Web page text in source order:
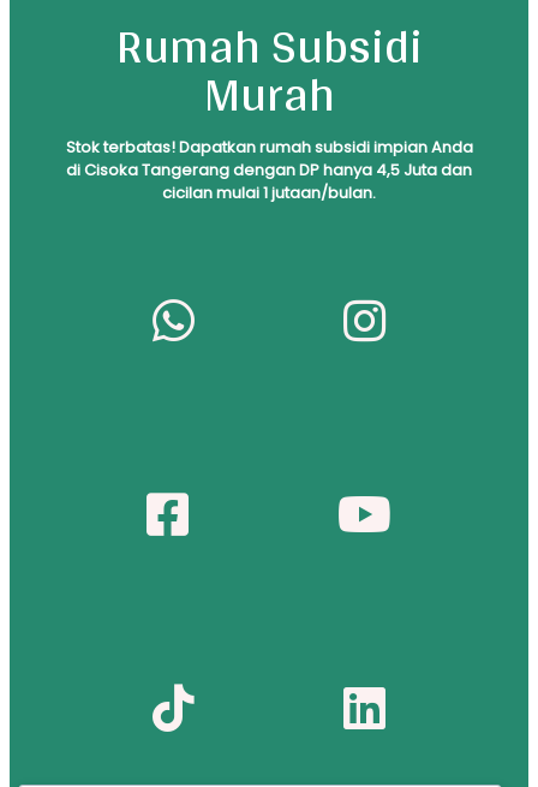
Rumah Subsidi
Murah
Stokterbatas! Dapatkan rumah subsidi impian Anda
di Cisoka Tangerang dengan DP hanya 4,5 Juta dan
cicilan mulai 1 jutaan/bulan.